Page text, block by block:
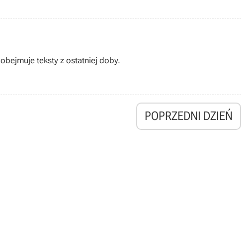
teksty z ostatniej doby.
POPRZEDNI DZIEŃ